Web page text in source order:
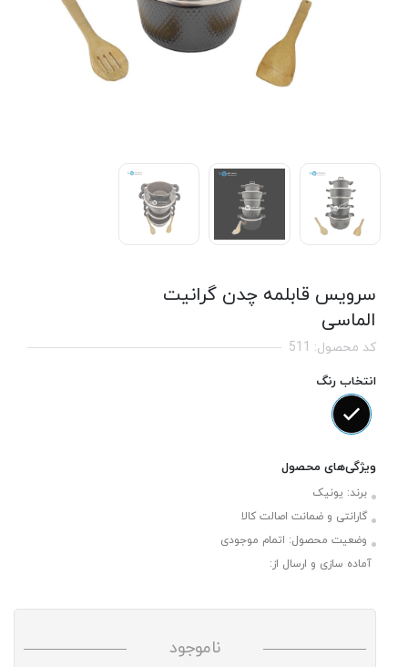
سرویس قابلمه چدن گرانیت
الماسی
کد محصول: 511
انتخاب رنگ
ویژگی‌های محصول
برند: یونیک
گارانتی و ضمانت اصالت کالا
وضعیت محصول: اتمام موجودی
آماده سازی و ارسال از:
ناموجود